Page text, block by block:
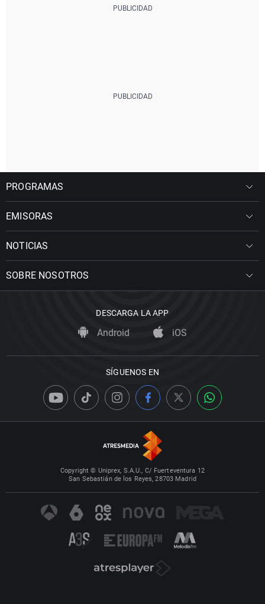
PROGRAMAS
EMISORAS
NOTICIAS
SOBRE NOSOTROS
DESCARGA LA APP
Android iOS
SÍGUENOS EN
Copyright © Uniprex, S.A.U., C/ Fuerteventura 12
San Sebastián de los Reyes, 28703 Madrid